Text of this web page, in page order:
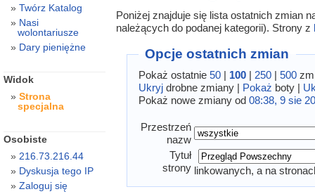
Poniżej znajduje się lista ostatnich zmian
należących do podanej kategorii). Strony z
Opcje ostatnich zmian
Pokaż ostatnie 50| 100| 250| 500
Ukryjdrobne zmiany | Pokaż boty |
Pokaż nowe zmiany od 08:38, 9 sie
Przestrzeń
nazw
Tytuł
strony linkowanych, a na
Twórz Katalog
Nasi
wolontariusze
Dary pieniężne
Widok
Strona
specjalna
Osobiste
216.73.216.44
Dyskusja tego IP
Zaloguj się